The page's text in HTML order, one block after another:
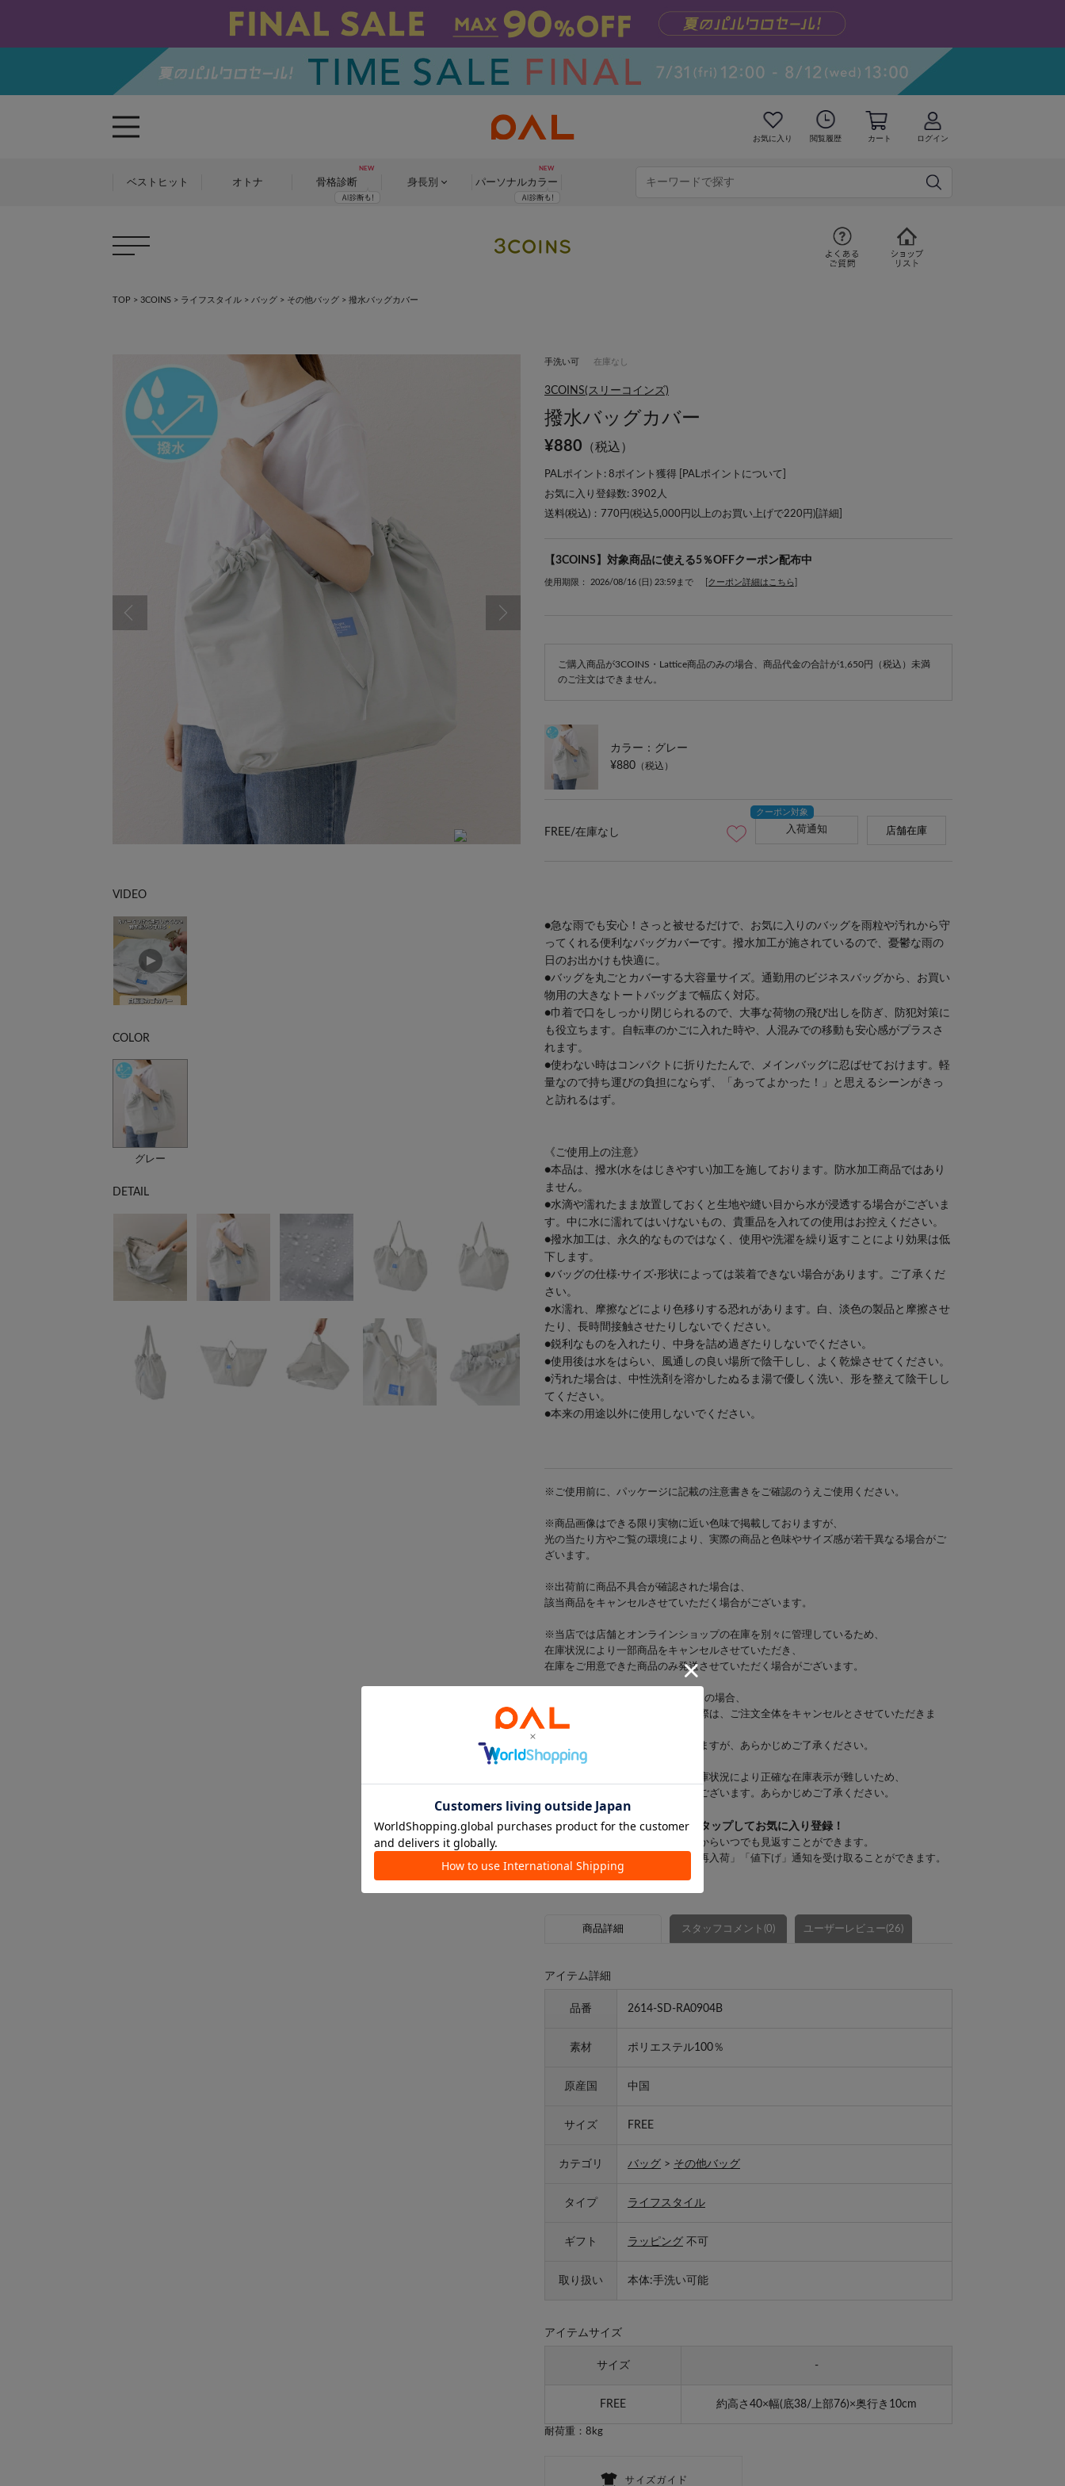
お気に入り 閲覧履歴 カート ログイン
ベストヒット オトナ 骨格診断 身長別 パーソナルカラー
TOP > 3COINS > ライフスタイル > バッグ > その他バッグ > 撥水バッグカバー
VIDEO
COLOR
グレー
DETAIL
手洗い可 在庫なし
3COINS(スリーコインズ)
撥水バッグカバー
¥880 （税込）
PALポイント: 8ポイント獲得 [ PALポイントについて
お気に入り登録数: 3902 人
送料(税込)：770円(税込5,000円以上のお買い上げで220円)[ 詳細
【3COINS】対象商品に使える5％OFFクーポン配布中
使用期限： 2026/08/16 (日) 23:59まで [クーポン詳細はこちら]
ご購入商品が3COINS・Lattice商品のみの場合、商品代金の合計が1,650円（税込）未満
のご注文はできません。
カラー：グレー
¥880 （税込）
FREE/在庫なし 入荷通知 店舗在庫
●急な雨でも安心！さっと被せるだけで、お気に入りのバッグを雨粒や汚れから守
ってくれる便利なバッグカバーです。撥水加工が施されているので、憂鬱な雨の
日のお出かけも快適に。
●バッグを丸ごとカバーする大容量サイズ。通勤用のビジネスバッグから、お買い
物用の大きなトートバッグまで幅広く対応。
●巾着で口をしっかり閉じられるので、大事な荷物の飛び出しを防ぎ、防犯対策に
も役立ちます。自転車のかごに入れた時や、人混みでの移動も安心感がプラスさ
れます。
●使わない時はコンパクトに折りたたんで、メインバッグに忍ばせておけます。軽
量なので持ち運びの負担にならず、「あってよかった！」と思えるシーンがきっ
と訪れるはず。
《ご使用上の注意》
●本品は、撥水(水をはじきやすい)加工を施しております。防水加工商品ではあり
ません。
●水滴や濡れたまま放置しておくと生地や縫い目から水が浸透する場合がございま
す。中に水に濡れてはいけないもの、貴重品を入れての使用はお控えください。
●撥水加工は、永久的なものではなく、使用や洗濯を繰り返すことにより効果は低
下します。
●バッグの仕様·サイズ·形状によっては装着できない場合があります。ご了承くだ
さい。
●水濡れ、摩擦などにより色移りする恐れがあります。白、淡色の製品と摩擦させ
たり、長時間接触させたりしないでください。
●鋭利なものを入れたり、中身を詰め過ぎたりしないでください。
●使用後は水をはらい、風通しの良い場所で陰干しし、よく乾燥させてください。
●汚れた場合は、中性洗剤を溶かしたぬるま湯で優しく洗い、形を整えて陰干しし
てください。
●本来の用途以外に使用しないでください。
※ご使用前に、パッケージに記載の注意書きをご確認のうえご使用ください。
※商品画像はできる限り実物に近い色味で掲載しておりますが、
光の当たり方やご覧の環境により、実際の商品と色味やサイズ感が若干異なる場合がご
ざいます。
※出荷前に商品不具合が確認された場合は、
該当商品をキャンセルさせていただく場合がございます。
※当店では店舗とオンラインショップの在庫を別々に管理しているため、
在庫状況により一部商品をキャンセルさせていただき、
在庫をご用意できた商品のみ発送させていただく場合がございます。
※お支払い方法がd払い・メルペイの場合、
一部商品のキャンセルが発生した際は、ご注文全体をキャンセルとさせていただきま
す。
お客様にはご迷惑をおかけいたしますが、あらかじめご了承ください。
※一部の商品では、商品仕様や在庫状況により正確な在庫表示が難しいため、
店舗在庫を表示していない場合がございます。あらかじめご了承ください。
▼気になるアイテムは「♡」をタップしてお気に入り登録！
登録すると「♡（お気に入り）」からいつでも見返すことができます。
登録した商品の「残りわずか」「再入荷」「値下げ」通知を受け取ることができます。
商品詳細 スタッフコメント(0) ユーザーレビュー(26)
アイテム詳細
品番 2614-SD-RA0904B
素材 ポリエステル100％
原産国 中国
サイズ FREE
カテゴリ バッグ > その他バッグ
タイプ ライフスタイル
ギフト ラッピング 不可
取り扱い 本体:手洗い可能
アイテムサイズ
サイズ -
FREE 約高さ40×幅(底38/上部76)×奥行き10cm
耐荷重：8kg